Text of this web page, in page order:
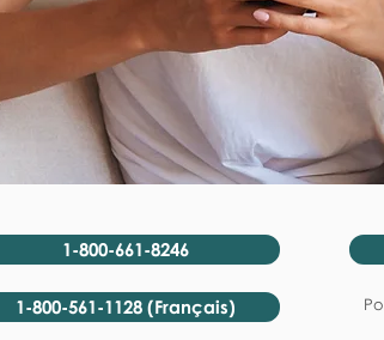
1-800-661-8246
1-800-561-1128 (Français)